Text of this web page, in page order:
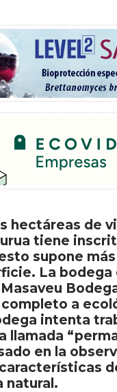
hectáreas de
tiene
supone
La bodega
a
intenta
llamada
en la
natural.